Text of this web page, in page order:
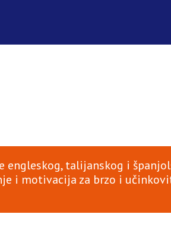
talijanskog i
i motivacija za brzo i